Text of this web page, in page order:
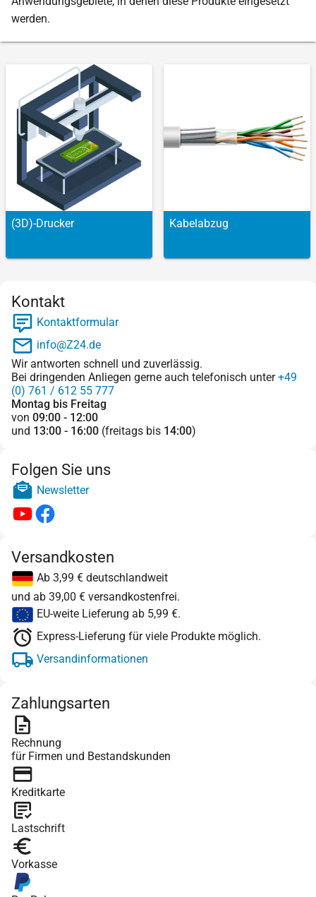
werden.
(3D)-Drucker Kabel­abzug
Kontakt
Kontaktformular
info@Z24.de
Wir antworten schnell und zuverlässig.
Bei dringenden Anliegen gerne auch telefonisch unter+49
(0) 761 / 612 55 777
Montag bis Freitag
von 09:00 - 12:00
und 13:00 - 16:00 (freitags bis 14:00)
Folgen Sie uns
Newsletter
Versandkosten
Ab 3,99 € deutschlandweit
und ab 39,00 € versandkostenfrei.
EU-weite Lieferung ab 5,99 €.
Express-Lieferung für viele Produkte möglich.
Versandinformationen
Zahlungsarten
Rechnung
für Firmen und Bestandskunden
Kreditkarte
Lastschrift
Vorkasse